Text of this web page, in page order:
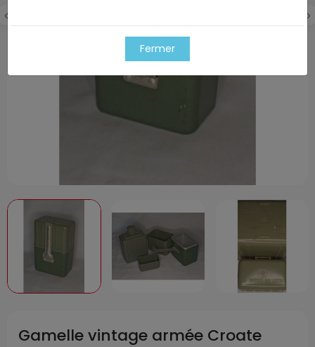
Gamelle vintage armée Croate
Fermer